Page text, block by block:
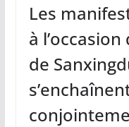
Les
à
de